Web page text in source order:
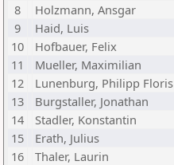
8
Holzmann, Ansgar
9
Haid, Luis
10
Hofbauer, Felix
11
Mueller, Maximilian
12
Lunenburg, Philipp Floris
13
Burgstaller, Jonathan
14
Stadler, Konstantin
15
Erath, Julius
16
Thaler, Laurin